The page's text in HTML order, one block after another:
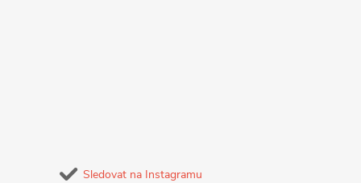
Sledovat na Instagramu